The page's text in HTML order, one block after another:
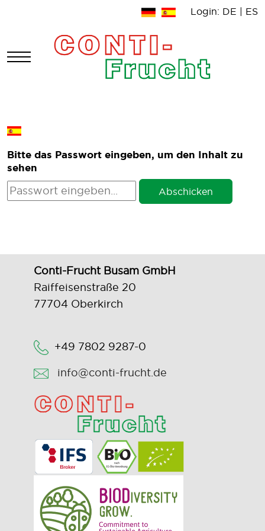
Login: DE | ES
Mobile Menu Toggle
Bitte das Passwort eingeben, um den Inhalt zu
sehen
Abschicken
Conti-Frucht Busam GmbH
Raiffeisenstraße 20
77704 Oberkirch
+49 7802 9287-0
info@conti-frucht.de